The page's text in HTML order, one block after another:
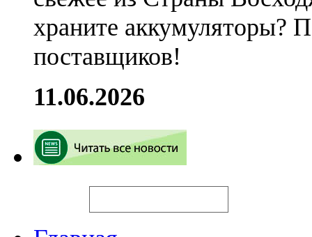
храните аккумуляторы?
поставщиков!
11.06.2026